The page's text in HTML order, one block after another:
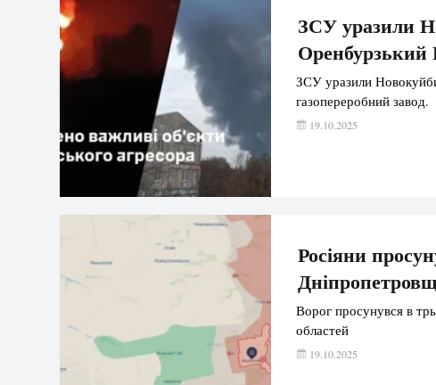
ЗСУ уразили
ЗСУ уразили
газопереробний завод.
19.10.2025
Росіяни
Ворог просунувся в
областей
19.10.2025